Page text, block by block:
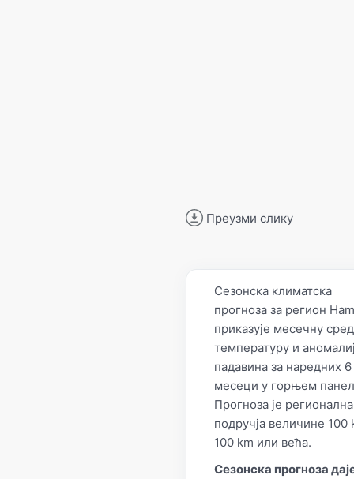
Преузми слику
Сезонска климатска
прогноза за регион
приказује месечну
температуру и
падавина за наредних 6
месеци у горњем
Прогноза је
подручја величине 100
100 km или већа.
Сезонска прогноза